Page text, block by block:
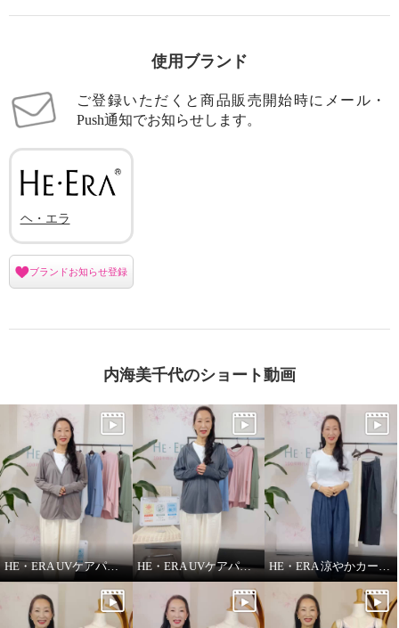
使用ブランド
ご登録いただくと商品販売開始時にメール・
Push通知でお知らせします。
ヘ・エラ
ブランドお知らせ登録
内海美千代のショート動画
HE・ERA UVケアパーカー HE・ERA UVケアパーカー 機能性について